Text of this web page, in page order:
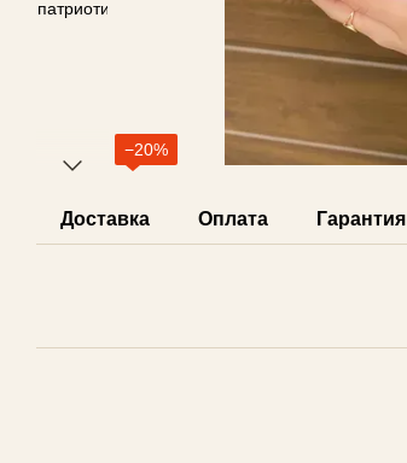
−20%
Доставка Оплата Гарантия